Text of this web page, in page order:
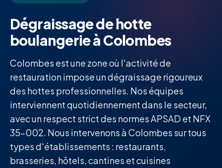
Dégraissage de hotte
boulangerie à Colombes
Colombes est une zone où l'activité de
restauration impose un dégraissage rigoureux
des hottes professionnelles. Nos équipes
interviennent quotidiennement dans le secteur,
avec un respect strict des normes APSAD et NFX
35-002. Nous intervenons à Colombes sur tous
types d'établissements : restaurants,
brasseries, hôtels, cantines et cuisines